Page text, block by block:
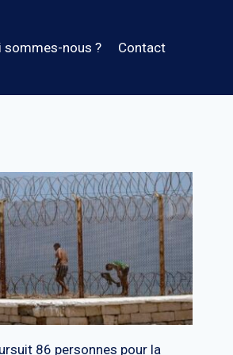
sommes-nous ? Contact
86 personnes pour la